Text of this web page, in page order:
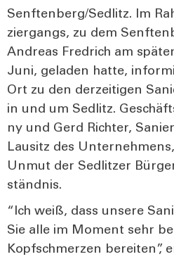
Senftenberg/Sedlitz. Im
zier­gangs, zu dem
Andre­as Fred­rich am
Juni, gela­den hat­te,
Ort zu den der­zei­ti­gen
in und um Sedlitz.
ny und Gerd Rich­ter,
Lau­sitz des
Unmut der Sedlit­zer
ständ­nis.
“Ich weiß, dass unse­re
Sie alle im Moment sehr
Kopf­schmer­zen berei­ten”,